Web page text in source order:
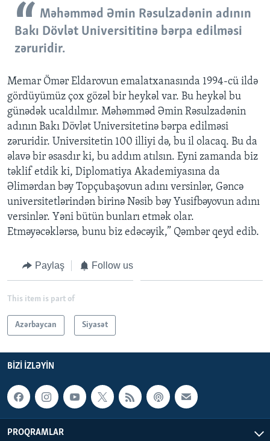
Məhəmməd Əmin Rəsulzadənin adının
Bakı Dövlət Universititinə bərpa edilməsi
zəruridir.
Memar Ömər Eldarovun emalatxanasında 1994-cü ildə
gördüyümüz çox gözəl bir heykəl var. Bu heykəl bu
günədək ucaldılmır. Məhəmməd Əmin Rəsulzadənin
adının Bakı Dövlət Universitetinə bərpa edilməsi
zəruridir. Universitetin 100 illiyi də, bu il olacaq. Bu da
əlavə bir əsasdır ki, bu addım atılsın. Eyni zamanda biz
təklif etdik ki, Diplomatiya Akademiyasına da
Əlimərdan bəy Topçubaşovun adını versinlər, Gəncə
universitetlərindən birinə Nəsib bəy Yusifbəyovun adını
versinlər. Yəni bütün bunları etmək olar.
Etməyəcəklərsə, bunu biz edəcəyik,” Qəmbər qeyd edib.
Paylaş Follow us
This item is part of
Azərbaycan Siyasət
BIZI IZLƏYIN
PROQRAMLAR